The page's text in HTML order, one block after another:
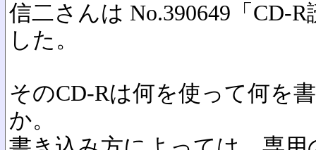
信二さんは No.390649「CD-
した。
そのCD-Rは何を使って何を
か。